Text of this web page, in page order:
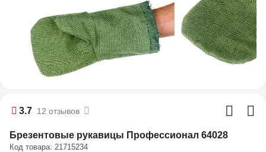
3.7 12 отзывов
Брезентовые рукавицы Профессионал 64028
Код товара: 21715234